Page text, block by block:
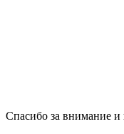
Спасибо за внимание и